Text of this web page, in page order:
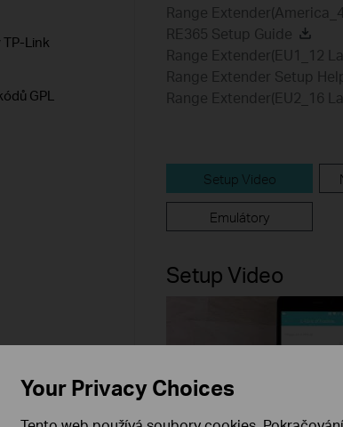
TP-Link
GPL
Range
RE365 Setup Guide
Range Extender(EU1_12
Range Extender Setup
Range Extender(EU2_16
Setup Video
Emulátory
Setup Video
Your Privacy Choices